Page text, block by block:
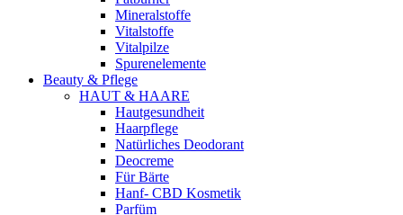
Mineralstoffe
Vitalstoffe
Vitalpilze
Spurenelemente
Beauty & Pflege
HAUT & HAARE
Hautgesundheit
Haarpflege
Natürliches Deodorant
Deocreme
Für Bärte
Hanf- CBD Kosmetik
Parfüm